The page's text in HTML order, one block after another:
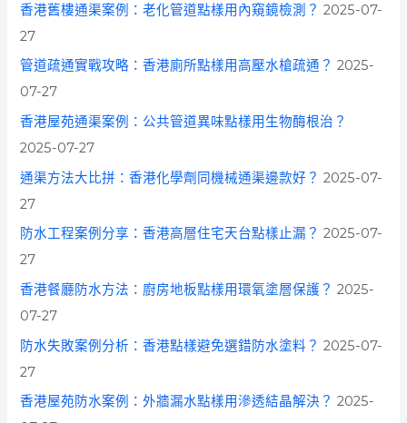
香港舊樓通渠案例：老化管道點樣用內窺鏡檢測？ 2025-07-
27
管道疏通實戰攻略：香港廁所點樣用高壓水槍疏通？ 2025-
07-27
香港屋苑通渠案例：公共管道異味點樣用生物酶根治？
2025-07-27
通渠方法大比拼：香港化學劑同機械通渠邊款好？ 2025-07-
27
防水工程案例分享：香港高層住宅天台點樣止漏？ 2025-07-
27
香港餐廳防水方法：廚房地板點樣用環氧塗層保護？ 2025-
07-27
防水失敗案例分析：香港點樣避免選錯防水塗料？ 2025-07-
27
香港屋苑防水案例：外牆漏水點樣用滲透結晶解決？ 2025-